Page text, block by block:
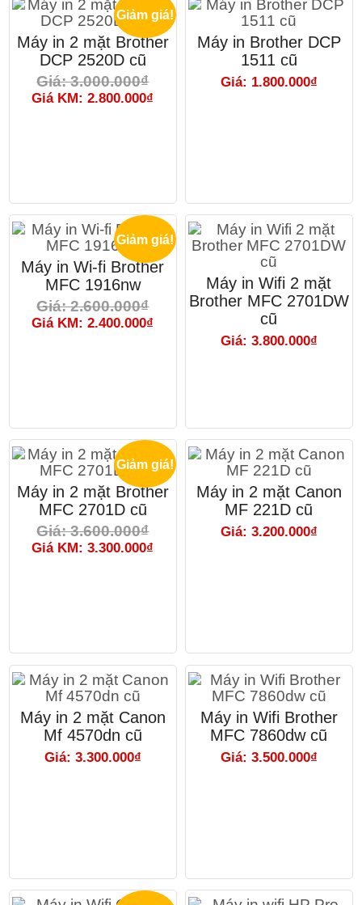
Giảm giá!
Máy in 2 mặt Brother
DCP 2520D cũ
Giá: 3.000.000₫
Giá KM: 2.800.000₫
Máy in Brother DCP
1511 cũ
Giá: 1.800.000₫
Giảm giá!
Máy in Wi-fi Brother
MFC 1916nw
Giá: 2.600.000₫
Giá KM: 2.400.000₫
Máy in Wifi 2 mặt
Brother MFC 2701DW
cũ
Giá: 3.800.000₫
Giảm giá!
Máy in 2 mặt Brother
MFC 2701D cũ
Giá: 3.600.000₫
Giá KM: 3.300.000₫
Máy in 2 mặt Canon
MF 221D cũ
Giá: 3.200.000₫
Máy in 2 mặt Canon
Mf 4570dn cũ
Giá: 3.300.000₫
Máy in Wifi Brother
MFC 7860dw cũ
Giá: 3.500.000₫